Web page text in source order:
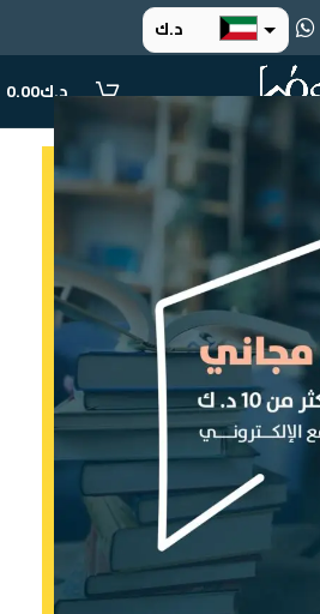
د.ك
ر.س
.د.ب
د.ك0.00